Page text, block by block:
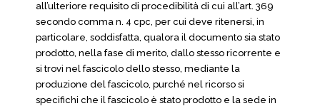
all’ulteriore requisito di procedibilità di cui all’art. 369
secondo comma n. 4 cpc, per cui deve ritenersi, in
particolare, soddisfatta, qualora il documento sia stato
prodotto, nella fase di merito, dallo stesso ricorrente e
si trovi nel fascicolo dello stesso, mediante la
produzione del fascicolo, purché nel ricorso si
specifichi che il fascicolo è stato prodotto e la sede in